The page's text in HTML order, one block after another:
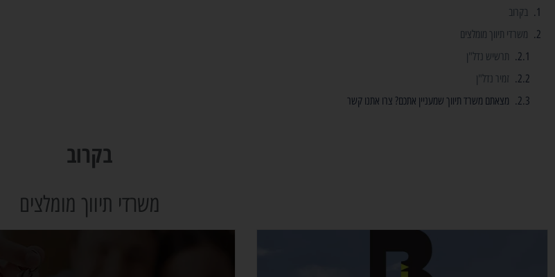
בקרוב
משרדי תיווך מומלצים
תרשיש נדל"ן
זמיר נדל"ן
מצאתם משרד תיווך שמעניין אתכם? צרו אתנו קשר
בקרוב
משרדי תיווך מומלצים